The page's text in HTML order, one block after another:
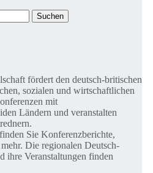
fördert den deutsch-britischen
sozialen und wirtschaftlichen
mit
Ländern und veranstalten
finden Sie Konferenzberichte,
Die regionalen Deutsch-
ihre Veranstaltungen finden